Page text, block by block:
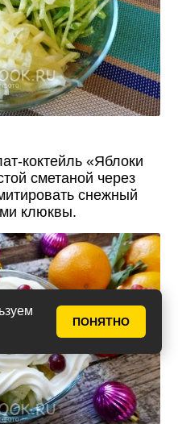
ПОНЯТНО
коктейль «Яблоки
сметаной через
снежный
клюквы.